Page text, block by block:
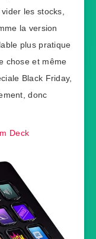
les stocks,
la version
plus pratique
chose et même
Black Friday,
donc
Deck